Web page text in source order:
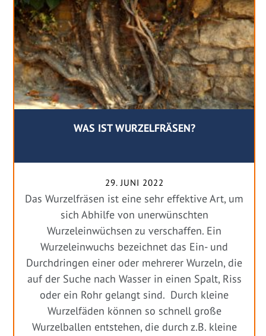
WAS IST WURZELFRÄSEN?
29. JUNI 2022
Das Wurzelfräsen ist eine sehr effektive Art, um
sich Abhilfe von unerwünschten
Wurzeleinwüchsen zu verschaffen. Ein
Wurzeleinwuchs bezeichnet das Ein- und
Durchdringen einer oder mehrerer Wurzeln, die
auf der Suche nach Wasser in einen Spalt, Riss
oder ein Rohr gelangt sind. Durch kleine
Wurzelfäden können so schnell große
Wurzelballen entstehen, die durch z.B. kleine